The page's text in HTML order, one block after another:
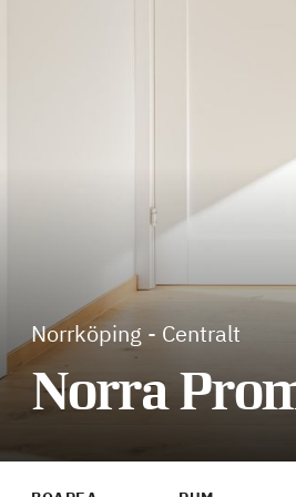
Norrköping - Centralt
Norra